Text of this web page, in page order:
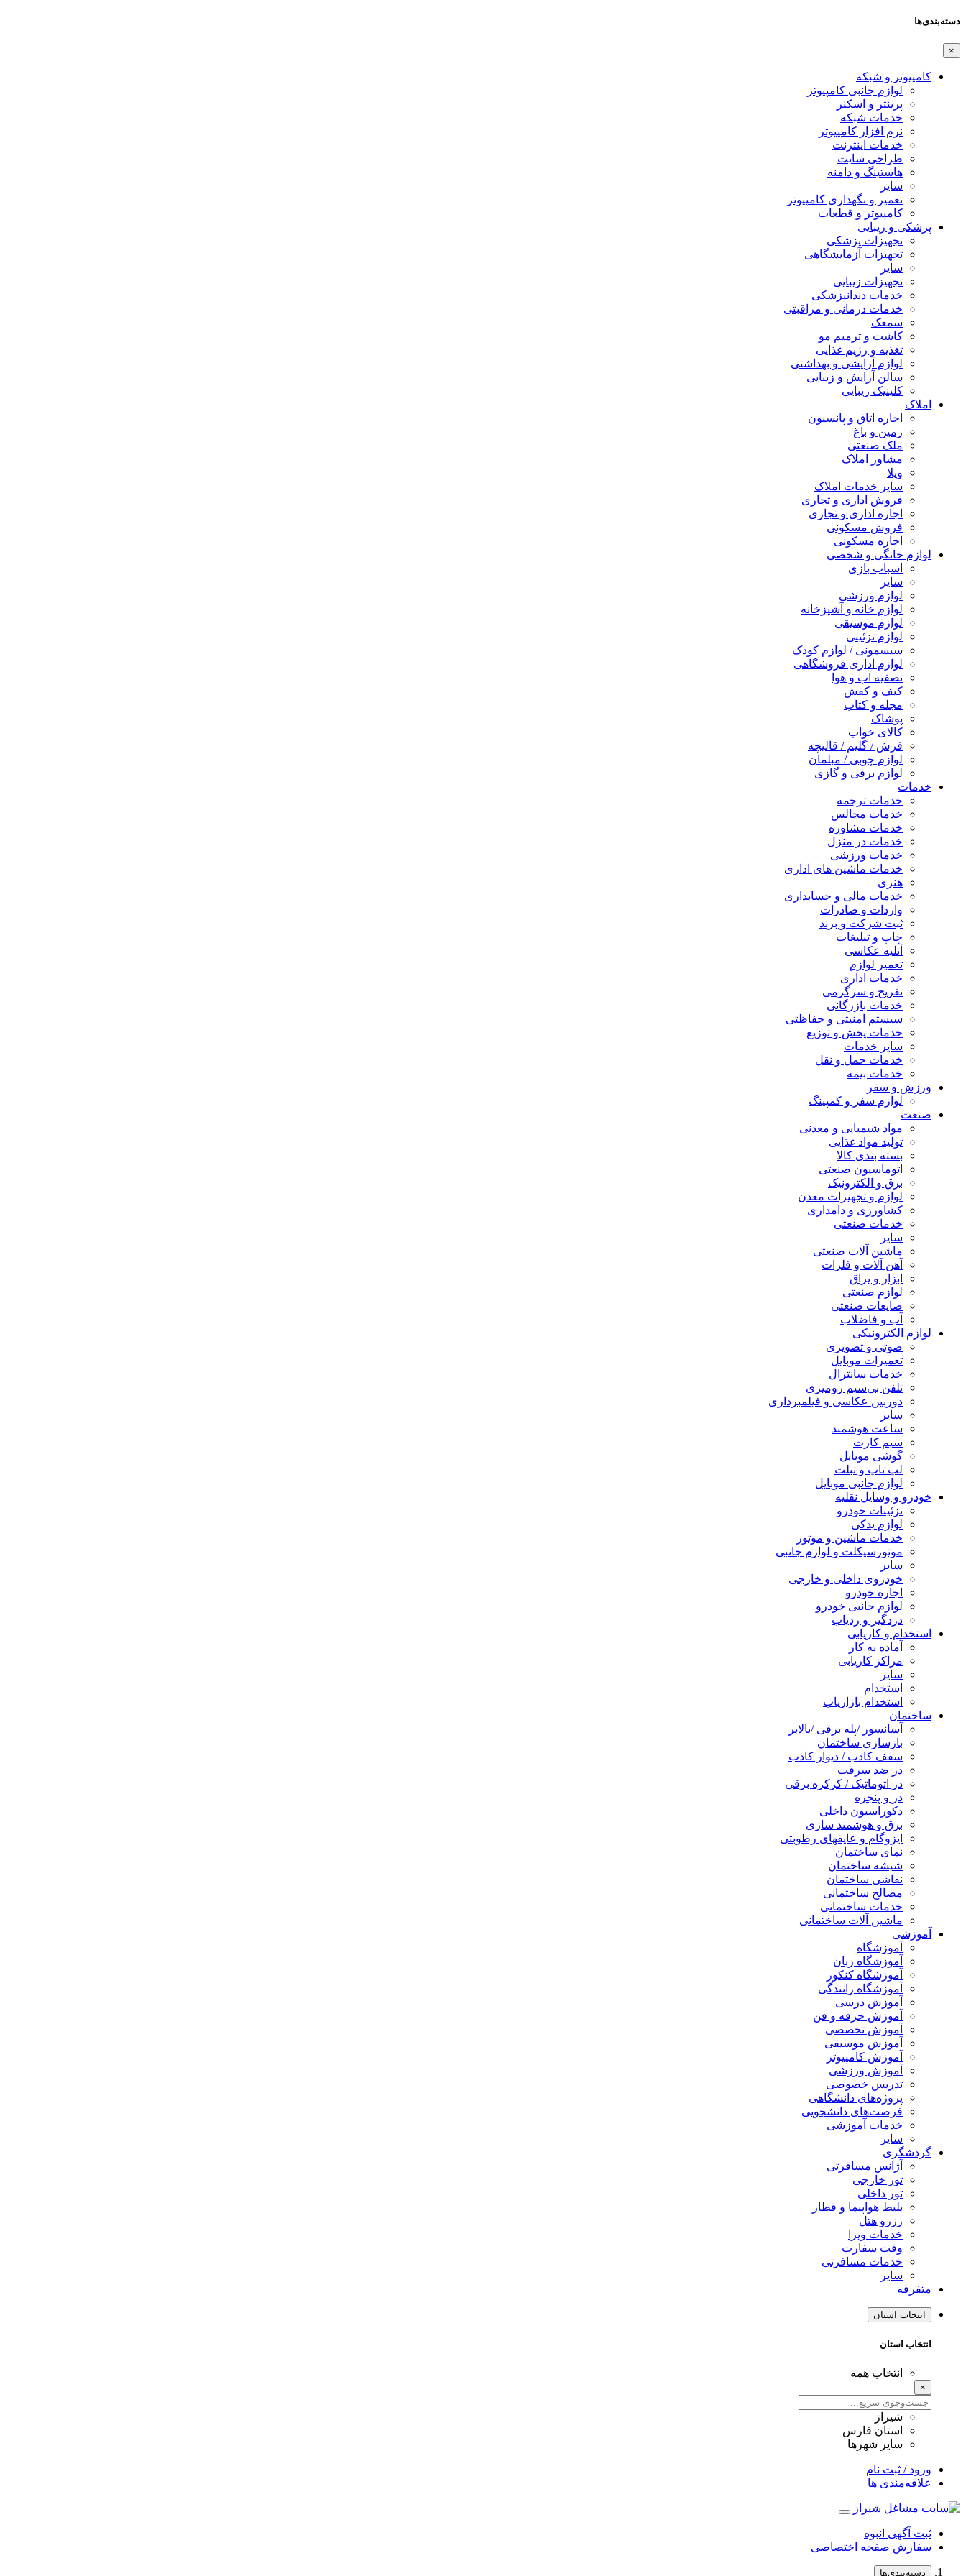
دسته‌بندی‌ها
×
کامپیوتر و شبکه
لوازم جانبی کامپیوتر
پرینتر و اسکنر
خدمات شبکه
نرم افزار کامپیوتر
خدمات اینترنت
طراحی سایت
هاستینگ و دامنه
سایر
تعمیر و نگهداری کامپیوتر
کامپیوتر و قطعات
پزشکی و زیبایی
تجهیزات پزشکی
تجهیزات آزمایشگاهی
سایر
تجهیزات زیبایی
خدمات دندانپزشکی
خدمات درمانی و مراقبتی
سمعک
کاشت و ترمیم مو
تغذیه و رژیم غذایی
لوازم آرایشی و بهداشتی
سالن آرایش و زیبایی
کلینیک زیبایی
املاک
اجاره اتاق و پانسیون
زمین و باغ
ملک صنعتی
مشاور املاک
ویلا
سایر خدمات املاک
فروش اداری و تجاری
اجاره اداری و تجاری
فروش مسکونی
اجاره مسکونی
لوازم خانگی و شخصی
اسباب بازی
سایر
لوازم ورزشی
لوازم خانه و آشپزخانه
لوازم موسیقی
لوازم تزئینی
سیسمونی / لوازم کودک
لوازم اداری فروشگاهی
تصفیه آب و هوا
کیف و کفش
مجله و کتاب
پوشاک
کالای خواب
فرش / گلیم / قالیچه
لوازم چوبی / مبلمان
لوازم برقی و گازی
خدمات
خدمات ترجمه
خدمات مجالس
خدمات مشاوره
خدمات در منزل
خدمات ورزشی
خدمات ماشین های اداری
هنری
خدمات مالی و حسابداری
واردات و صادرات
ثبت شرکت و برند
چاپ و تبلیغات
آتلیه عکاسی
تعمیر لوازم
خدمات اداری
تفریح و سرگرمی
خدمات بازرگانی
سیستم امنیتی و حفاظتی
خدمات پخش و توزیع
سایر خدمات
خدمات حمل و نقل
خدمات بیمه
ورزش و سفر
لوازم سفر و کمپینگ
صنعت
مواد شیمیایی و معدنی
تولید مواد غذایی
بسته بندی کالا
اتوماسیون صنعتی
برق و الکترونیک
لوازم و تجهیزات معدن
کشاورزی و دامداری
خدمات صنعتی
سایر
ماشین آلات صنعتی
آهن آلات و فلزات
ابزار و یراق
لوازم صنعتی
ضایعات صنعتی
آب و فاضلاب
لوازم الکترونیکی
صوتی و تصویری
تعمیرات موبایل
خدمات سانترال
تلفن بی‌سیم رومیزی
دوربین عکاسی و فیلمبرداری
سایر
ساعت هوشمند
سیم کارت
گوشی موبایل
لپ تاپ و تبلت
لوازم جانبی موبایل
خودرو و وسایل نقلیه
تزئینات خودرو
لوازم یدکی
خدمات ماشین و موتور
موتورسیکلت و لوازم جانبی
سایر
خودروی داخلی و خارجی
اجاره خودرو
لوازم جانبی خودرو
دزدگیر و ردیاب
استخدام و کاریابی
آماده به کار
مراکز کاریابی
سایر
استخدام
استخدام بازاریاب
ساختمان
آسانسور /پله برقی /بالابر
بازسازی ساختمان
سقف کاذب / دیوار کاذب
در ضد سرقت
در اتوماتیک / کرکره برقی
در و پنجره
دکوراسیون داخلی
برق و هوشمند سازی
ایزوگام و عایقهای رطوبتی
نمای ساختمان
شیشه ساختمان
نقاشی ساختمان
مصالح ساختمانی
خدمات ساختمانی
ماشین آلات ساختمانی
آموزشی
آموزشگاه
آموزشگاه زبان
آموزشگاه کنکور
آموزشگاه رانندگی
آموزش درسی
آموزش حرفه و فن
آموزش تخصصی
آموزش موسیقی
آموزش کامپیوتر
آموزش ورزشی
تدریس خصوصی
پروژه‌های دانشگاهی
فرصت‌های دانشجویی
خدمات آموزشی
سایر
گردشگری
آژانس مسافرتی
تور خارجی
تور داخلی
بلیط هواپیما و قطار
رزرو هتل
خدمات ویزا
وقت سفارت
خدمات مسافرتی
سایر
متفرقه
انتخاب استان
انتخاب استان
انتخاب همه
×
شیراز
استان فارس
سایر شهرها
ورود / ثبت نام
علاقه‌مندی ها
ثبت آگهی انبوه
سفارش صفحه اختصاصی
دسته‌بندی‌ها